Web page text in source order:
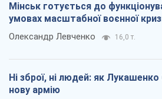
Мінськ готується до
умовах масштабної воєнної
Олександр Левченко 16,0 т.
Ні зброї, ні людей: як
нову армію